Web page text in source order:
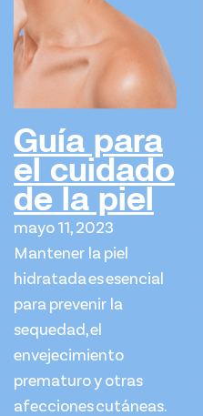
Guía para
el cuidado
de la piel
mayo 11, 2023
Mantener la piel
hidratada es esencial
para prevenir la
sequedad, el
envejecimiento
prematuro y otras
afecciones cutáneas.